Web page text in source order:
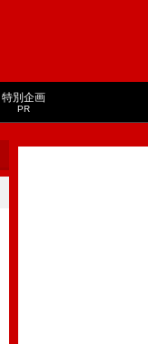
特別企画
PR